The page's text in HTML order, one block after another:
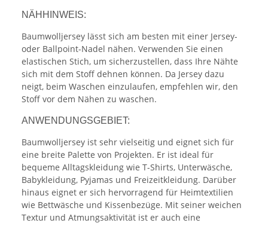
NÄHHINWEIS:
Baumwolljersey lässt sich am besten mit einer Jersey-
oder Ballpoint-Nadel nähen. Verwenden Sie einen
elastischen Stich, um sicherzustellen, dass Ihre Nähte
sich mit dem Stoff dehnen können. Da Jersey dazu
neigt, beim Waschen einzulaufen, empfehlen wir, den
Stoff vor dem Nähen zu waschen.
ANWENDUNGSGEBIET:
Baumwolljersey ist sehr vielseitig und eignet sich für
eine breite Palette von Projekten. Er ist ideal für
bequeme Alltagskleidung wie T-Shirts, Unterwäsche,
Babykleidung, Pyjamas und Freizeitkleidung. Darüber
hinaus eignet er sich hervorragend für Heimtextilien
wie Bettwäsche und Kissenbezüge. Mit seiner weichen
Textur und Atmungsaktivität ist er auch eine